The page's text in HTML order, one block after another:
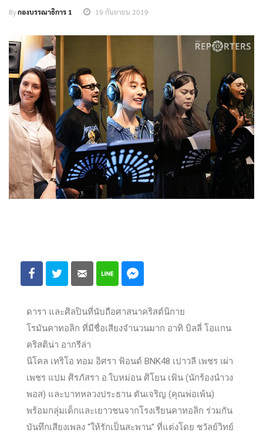
Byกองบรรณาธิการ 1 19 กันยายน 2019
ดารา และศิลปินที่นับถือศาสนาคริสต์นิกาย
โรมันคาทอลิก ที่มีชื่อเสียงจำนวนมาก อาทิ บิลลี่ โอแกน
คริสติน่า อากรีล่า
นิโคล เทริโอ ทอม อิศรา ฟ้อนด์ BNK48 เปาวลี เพชร เผ่า
เพชร แปม ศิรภัสรา อ.ใบหม่อน ศิโยน เฟ้น (นักร้องนำวง
พอส) และบาทหลวงประธาน ตันเจริญ (คุณพ่อเพ้น)
พร้อมกลุ่มเด็กและเยาวชนจากโรงเรียนคาทอลิก ร่วมกัน
บันทึกเสียงเพลง “ให้รักเป็นสะพาน” ที่แต่งโดย ชวัลย์วิทย์